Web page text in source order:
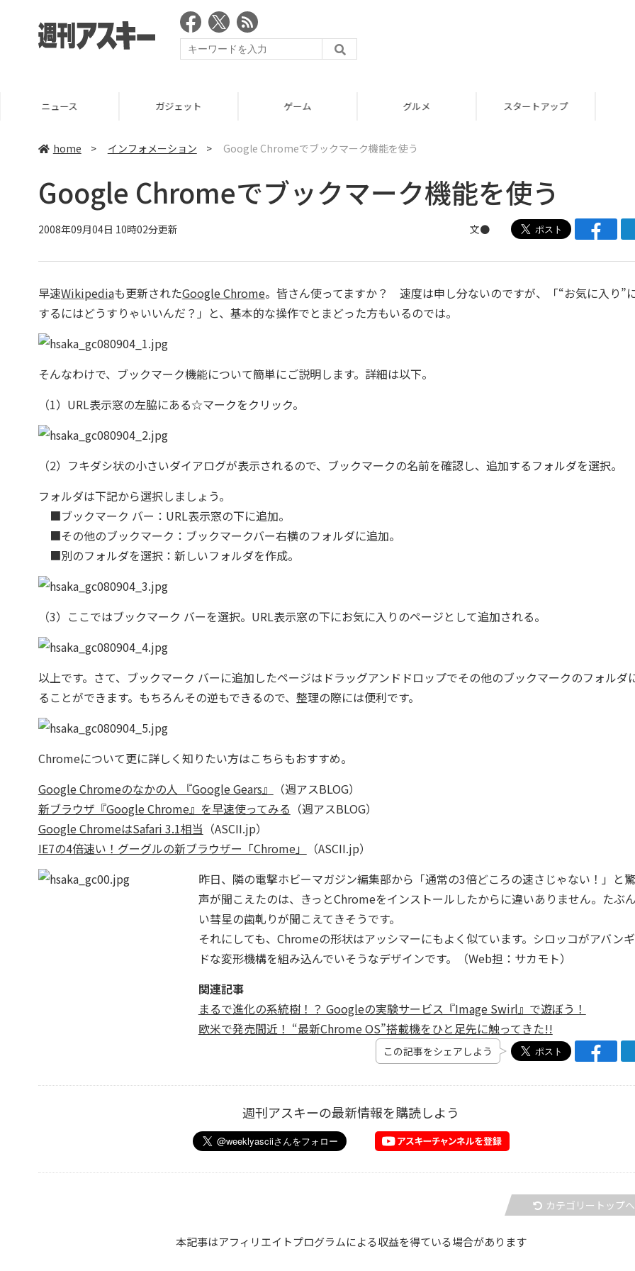
ニュース ガジェット ゲーム グルメ スタートアップ
home > インフォメーション > Google Chromeでブックマーク機能を使う
Google Chromeでブックマーク機能を使う
2008年09月04日 10時02分更新 文●
早速Wikipediaも更新されたGoogle Chrome。皆さん使ってますか？ 速度は申し分ないのですが、「“お気に入り”
するにはどうすりゃいいんだ？」と、基本的な操作でとまどった方もいるのでは。
そんなわけで、ブックマーク機能について簡単にご説明します。詳細は以下。
（1）URL表示窓の左脇にある☆マークをクリック。
（2）フキダシ状の小さいダイアログが表示されるので、ブックマークの名前を確認し、追加するフォルダを選択。
フォルダは下記から選択しましょう。
■ブックマーク バー：URL表示窓の下に追加。
■その他のブックマーク：ブックマークバー右横のフォルダに追加。
■別のフォルダを選択：新しいフォルダを作成。
（3）ここではブックマーク バーを選択。URL表示窓の下にお気に入りのページとして追加される。
以上です。さて、ブックマーク バーに追加したページはドラッグアンドドロップでその他のブックマークのフォルダ
ることができます。もちろんその逆もできるので、整理の際には便利です。
Chromeについて更に詳しく知りたい方はこちらもおすすめ。
Google Chromeのなかの人 『Google Gears』
（週アスBLOG）
新ブラウザ『Google Chrome』を早速使ってみる （週アスBLOG）
Google ChromeはSafari 3.1相当 （ASCII.jp）
IE7の4倍速い！グーグルの新ブラウザー「Chrome」
（ASCII.jp）
昨日、隣の電撃ホビーマガジン編集部から「通常の3倍どころの速さじゃない！」と
声が聞こえたのは、きっとChromeをインストールしたからに違いありません。たぶ
い彗星の歯軋りが聞こえてきそうです。
それにしても、Chromeの形状はアッシマーにもよく似ています。シロッコがアバン
ドな変形機構を組み込んでいそうなデザインです。（Web担：サカモト）
関連記事
まるで進化の系統樹！？ Googleの実験サービス『Image Swirl』で遊ぼう！
欧米で発売間近！ “最新Chrome OS”搭載機をひと足先に触ってきた!!
この記事をシェアしよう
週刊アスキーの最新情報を購読しよう
カテゴリートップへ
本記事はアフィリエイトプログラムによる収益を得ている場合があります